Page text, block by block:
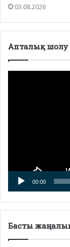
03.08.2026
Апталық шолу
00:00
Басты